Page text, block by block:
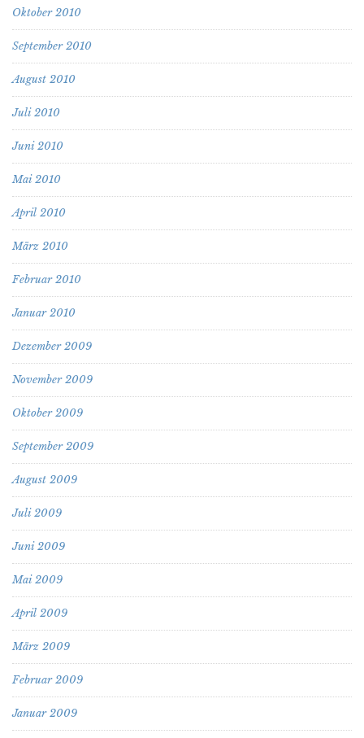
Oktober 2010
September 2010
August 2010
Juli 2010
Juni 2010
Mai 2010
April 2010
März 2010
Februar 2010
Januar 2010
Dezember 2009
November 2009
Oktober 2009
September 2009
August 2009
Juli 2009
Juni 2009
Mai 2009
April 2009
März 2009
Februar 2009
Januar 2009